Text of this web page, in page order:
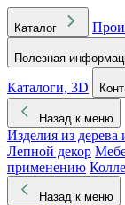
Каталог
Полезная
Каталоги, 3D
Назад к меню
Изделия из
Лепной декор
применению
Назад к меню